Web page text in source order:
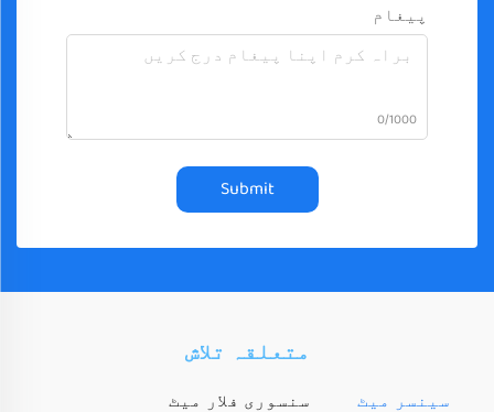
پیغام
0/1000
Submit
متعلقہ تلاش
سینسر میٹ سنسوری فلار میٹ